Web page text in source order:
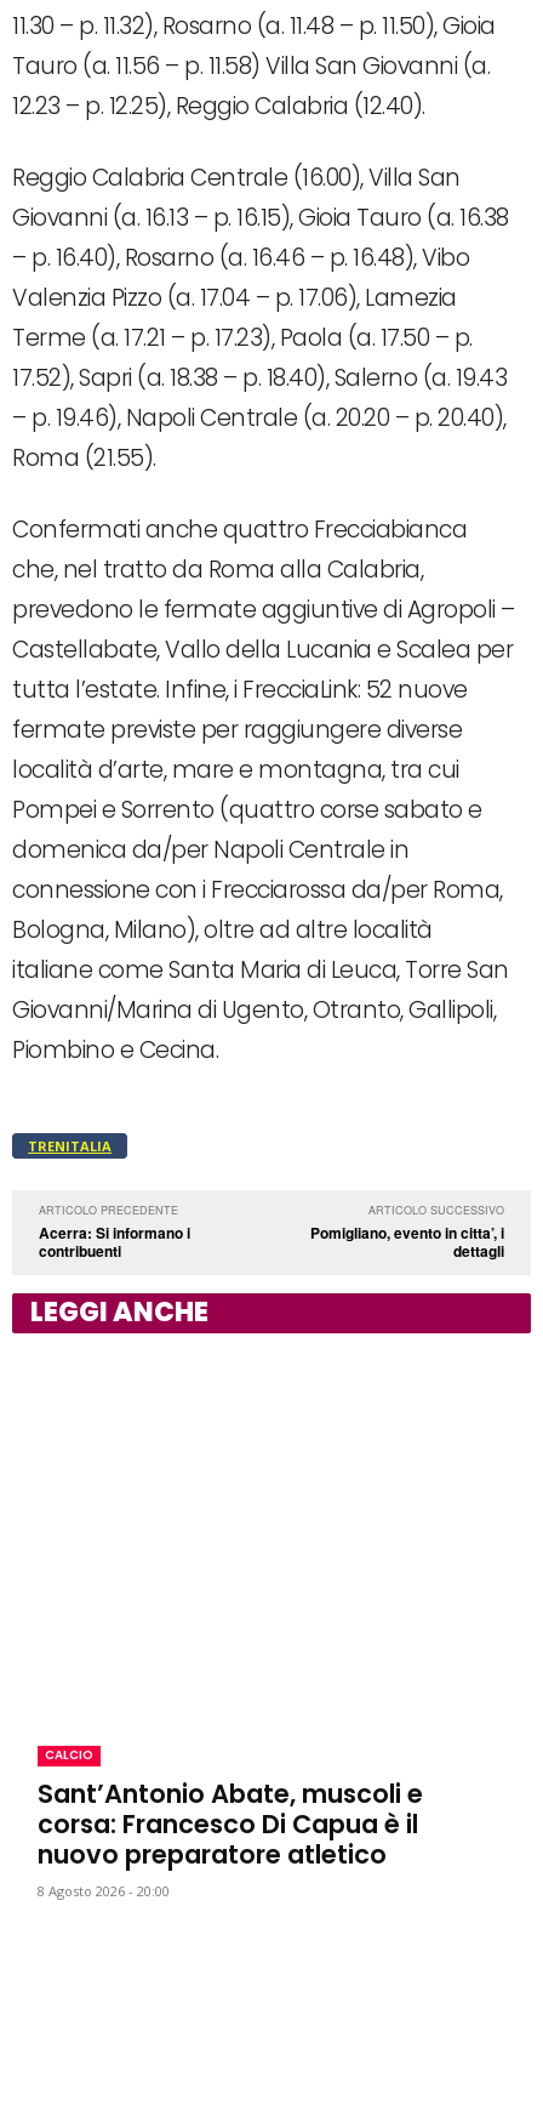
11.30 – p. 11.32), Rosarno (a. 11.48 – p. 11.50), Gioia
Tauro (a. 11.56 – p. 11.58) Villa San Giovanni (a.
12.23 – p. 12.25), Reggio Calabria (12.40).
Reggio Calabria Centrale (16.00), Villa San
Giovanni (a. 16.13 – p. 16.15), Gioia Tauro (a. 16.38
– p. 16.40), Rosarno (a. 16.46 – p. 16.48), Vibo
Valenzia Pizzo (a. 17.04 – p. 17.06), Lamezia
Terme (a. 17.21 – p. 17.23), Paola (a. 17.50 – p.
17.52), Sapri (a. 18.38 – p. 18.40), Salerno (a. 19.43
– p. 19.46), Napoli Centrale (a. 20.20 – p. 20.40),
Roma (21.55).
Confermati anche quattro Frecciabianca
che, nel tratto da Roma alla Calabria,
prevedono le fermate aggiuntive di Agropoli –
Castellabate, Vallo della Lucania e Scalea per
tutta l’estate. Infine, i FrecciaLink: 52 nuove
fermate previste per raggiungere diverse
località d’arte, mare e montagna, tra cui
Pompei e Sorrento (quattro corse sabato e
domenica da/per Napoli Centrale in
connessione con i Frecciarossa da/per Roma,
Bologna, Milano), oltre ad altre località
italiane come Santa Maria di Leuca, Torre San
Giovanni/Marina di Ugento, Otranto, Gallipoli,
Piombino e Cecina.
TRENITALIA
ARTICOLO PRECEDENTE
Acerra: Si informano i
contribuenti
ARTICOLO SUCCESSIVO
Pomigliano, evento in citta’, i
dettagli
LEGGI ANCHE
CALCIO
Sant’Antonio Abate, muscoli e
corsa: Francesco Di Capua è il
nuovo preparatore atletico
8 Agosto 2026 - 20:00